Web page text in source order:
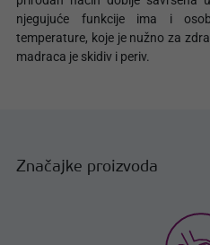
njegujuće funkcije ima i
temperature, koje je nužno za
madraca je skidiv i periv.
Značajke proizvoda